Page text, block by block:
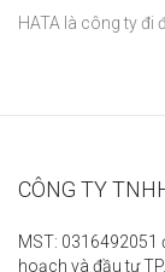
HATA là công ty đi
CÔNG TY
MST: 0316492051
hoạch và đầu tư